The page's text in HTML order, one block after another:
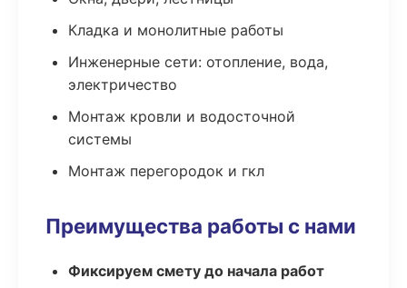
Кладка и монолитные работы
Инженерные сети: отопление, вода,
электричество
Монтаж кровли и водосточной
системы
Монтаж перегородок и гкл
Преимущества работы с нами
Фиксируем смету до начала работ